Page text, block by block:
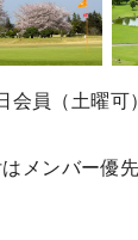
会員（土曜
メンバー優